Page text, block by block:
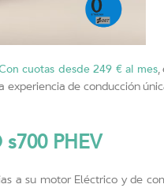
cuotas desde 249 € al mes,
de conducción
s700 PHEV
a su motor Eléctrico y de